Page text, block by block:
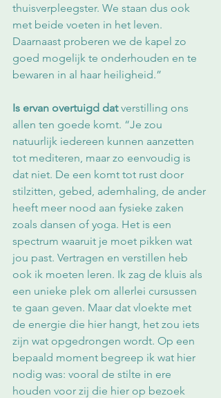
thuisverpleegster. We staan dus ook
met beide voeten in het leven.
Daarnaast proberen we de kapel zo
goed mogelijk te onderhouden en te
bewaren in al haar heiligheid.”
Is ervan overtuigd dat verstilling ons
allen ten goede komt. “Je zou
natuurlijk iedereen kunnen aanzetten
tot mediteren, maar zo eenvoudig is
dat niet. De een komt tot rust door
stilzitten, gebed, ademhaling, de ander
heeft meer nood aan fysieke zaken
zoals dansen of yoga. Het is een
spectrum waaruit je moet pikken wat
jou past. Vertragen en verstillen heb
ook ik moeten leren. Ik zag de kluis als
een unieke plek om allerlei cursussen
te gaan geven. Maar dat vloekte met
de energie die hier hangt, het zou iets
zijn wat opgedrongen wordt. Op een
bepaald moment begreep ik wat hier
nodig was: vooral de stilte in ere
houden voor zij die hier op bezoek